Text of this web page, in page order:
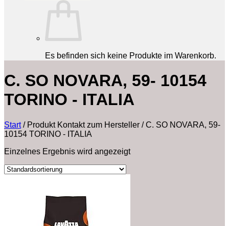
Es befinden sich keine Produkte im Warenkorb.
‎C. SO NOVARA, 59- 10154
TORINO - ITALIA
Start /Produkt Kontakt zum Hersteller /‎C. SO NOVARA, 59-
10154 TORINO - ITALIA
Einzelnes Ergebnis wird angezeigt